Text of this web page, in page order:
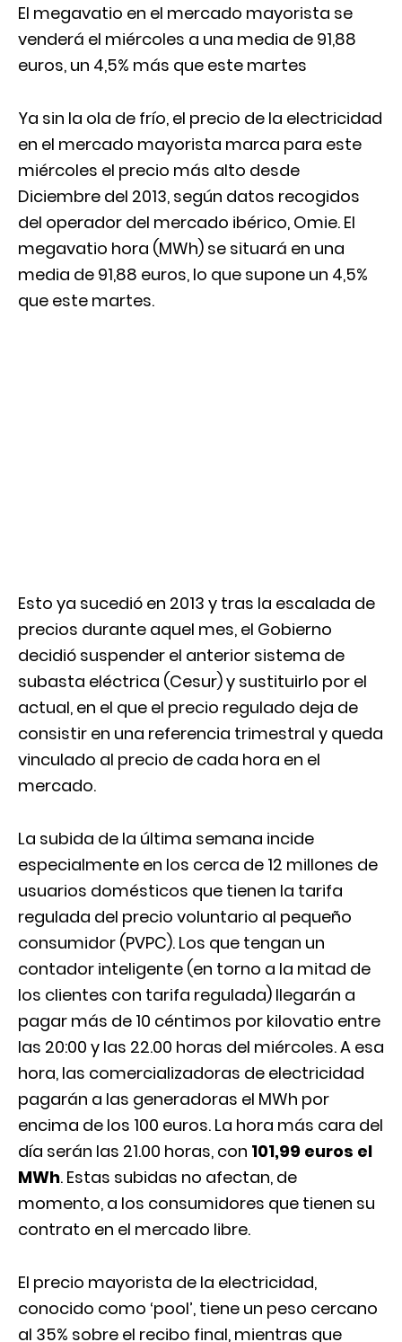
El megavatio en el mercado mayorista se
venderá el miércoles a una media de 91,88
euros, un 4,5% más que este martes
Ya sin la ola de frío, el precio de la electricidad
en el mercado mayorista marca para este
miércoles el precio más alto desde
Diciembre del 2013, según datos recogidos
del operador del mercado ibérico, Omie. El
megavatio hora (MWh) se situará en una
media de 91,88 euros, lo que supone un 4,5%
que este martes.
Esto ya sucedió en 2013 y tras la escalada de
precios durante aquel mes, el Gobierno
decidió suspender el anterior sistema de
subasta eléctrica (Cesur) y sustituirlo por el
actual, en el que el precio regulado deja de
consistir en una referencia trimestral y queda
vinculado al precio de cada hora en el
mercado.
La subida de la última semana incide
especialmente en los cerca de 12 millones de
usuarios domésticos que tienen la tarifa
regulada del precio voluntario al pequeño
consumidor (PVPC). Los que tengan un
contador inteligente (en torno a la mitad de
los clientes con tarifa regulada) llegarán a
pagar más de 10 céntimos por kilovatio entre
las 20:00 y las 22.00 horas del miércoles. A esa
hora, las comercializadoras de electricidad
pagarán a las generadoras el MWh por
encima de los 100 euros. La hora más cara del
día serán las 21.00 horas, con 101,99 euros el
MWh. Estas subidas no afectan, de
momento, a los consumidores que tienen su
contrato en el mercado libre.
El precio mayorista de la electricidad,
conocido como ‘pool’, tiene un peso cercano
al 35% sobre el recibo final, mientras que